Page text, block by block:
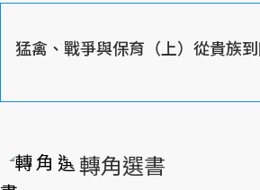
猛禽、戰爭與保育（上）從貴族
轉角選書